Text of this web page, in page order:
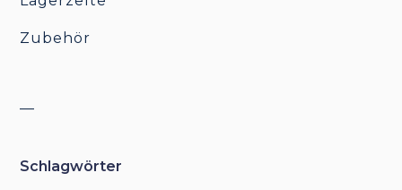
Zubehör
Schlagwörter